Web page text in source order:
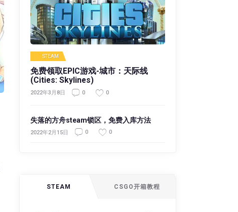
STEAM
免费领取EPIC游戏-城市：天际线
(Cities: Skylines)
2022年3月8日 0 0
失落的方舟steam锁区，免费入库方法
2022年2月15日 0 0
STEAM CSGO开箱教程